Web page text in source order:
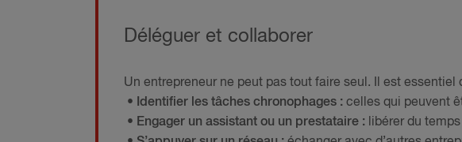
Déléguer et collaborer
Un entrepreneur ne peut pas tout faire seul. Il est essentiel
• Identifier les tâches chronophages : celles qui peuvent
• Engager un assistant ou un prestataire : libérer du